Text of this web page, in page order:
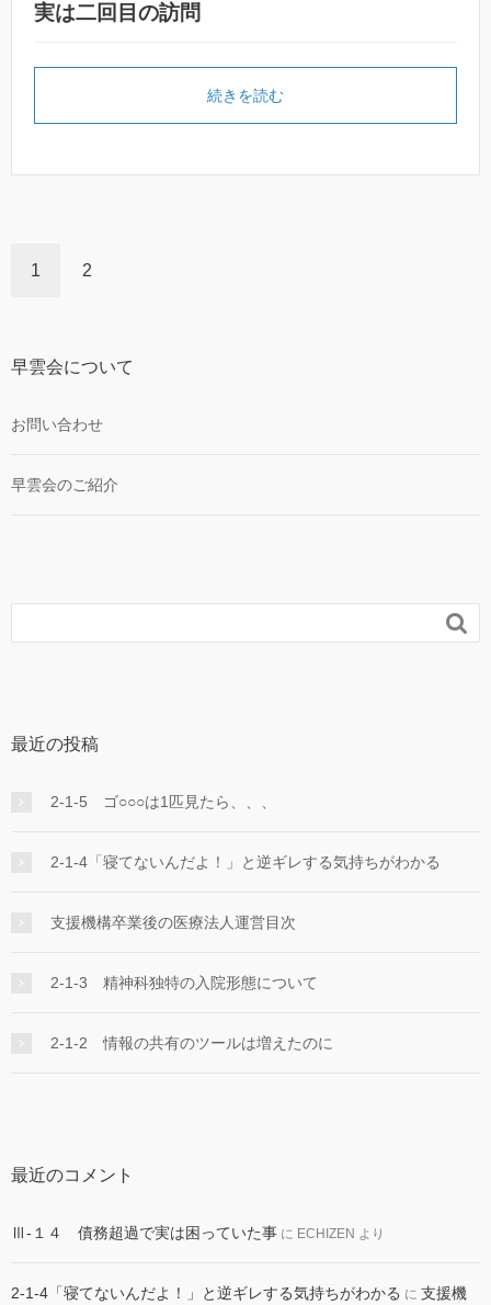
実は二回目の訪問
続きを読む
1 2
早雲会について
お問い合わせ
早雲会のご紹介

最近の投稿
2-1-5 ゴ○○○は1匹見たら、、、
2-1-4「寝てないんだよ！」と逆ギレする気持ちがわかる
支援機構卒業後の医療法人運営目次
2-1-3 精神科独特の入院形態について
2-1-2 情報の共有のツールは増えたのに
最近のコメント
Ⅲ-１４ 債務超過で実は困っていた事 に ECHIZEN より
2-1-4「寝てないんだよ！」と逆ギレする気持ちがわかる に 支援機